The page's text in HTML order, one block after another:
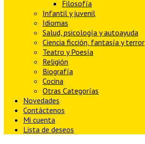
Filosofía
Infantil y juvenil
Idiomas
Salud, psicología y autoayuda
Ciencia ficción, fantasía y terror
Teatro y Poesía
Religión
Biografía
Cocina
Otras Categorías
Novedades
Contáctenos
Mi cuenta
Lista de deseos